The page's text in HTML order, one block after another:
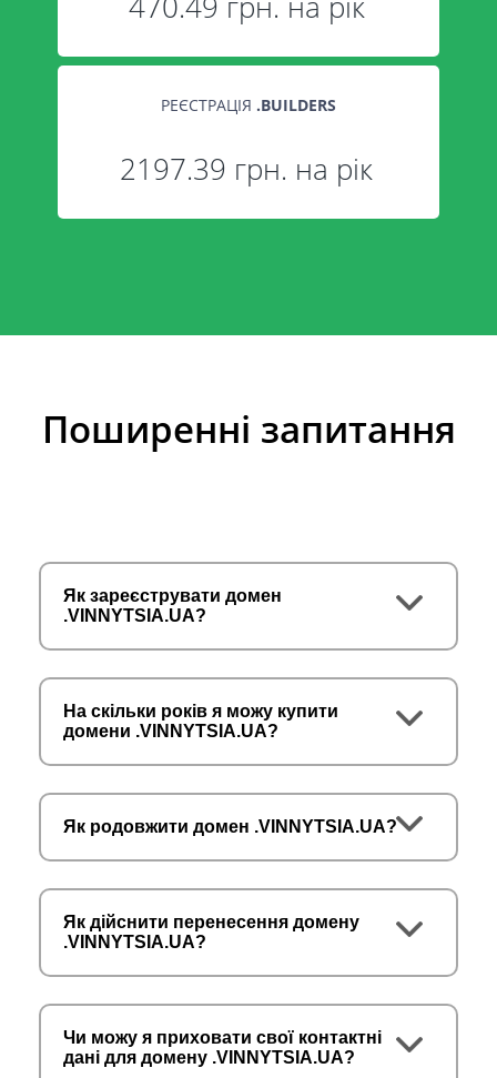
РЕЄСТРАЦІЯ .BUILDERS
2197.39 грн. на рік
Поширенні запитання
Як зареєструвати домен
.VINNYTSIA.UA?
На скільки років я можу купити
домени .VINNYTSIA.UA?
Як родовжити домен .VINNYTSIA.UA?
Як дійснити перенесення домену
.VINNYTSIA.UA?
Чи можу я приховати свої контактні
дані для домену .VINNYTSIA.UA?